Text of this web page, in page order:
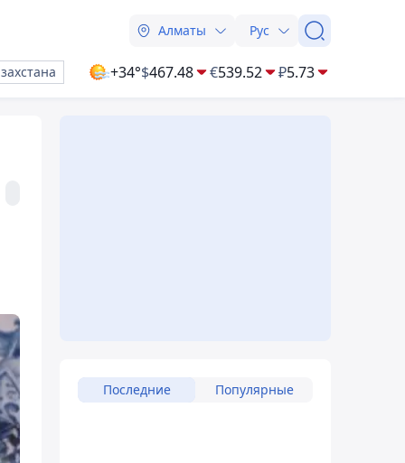
Алматы Рус
+34°$467.48 €539.52 ₽5.73
Последние Популярные